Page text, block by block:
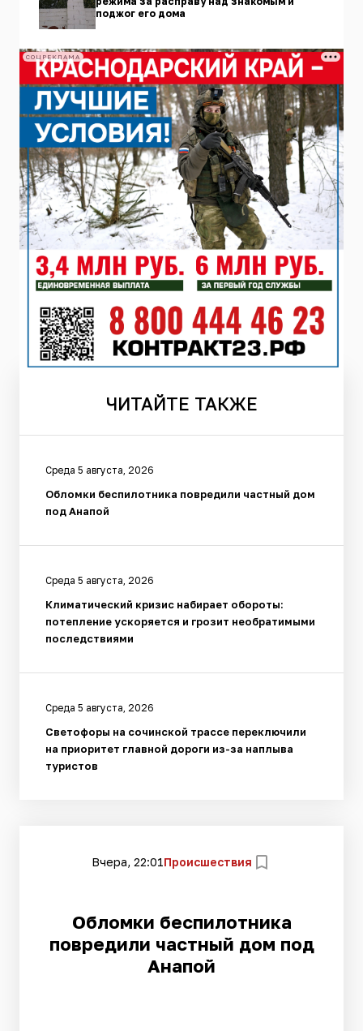
поджог его дома
СОЦРЕКЛАМА
ЧИТАЙТЕ ТАКЖЕ
Среда 5 августа, 2026
Обломки беспилотника повредили частный дом
под Анапой
Среда 5 августа, 2026
Климатический кризис набирает обороты:
потепление ускоряется и грозит необратимыми
последствиями
Среда 5 августа, 2026
Светофоры на сочинской трассе переключили
на приоритет главной дороги из-за наплыва
туристов
Вчера, 22:01Происшествия
Обломки беспилотника
повредили частный дом под
Анапой